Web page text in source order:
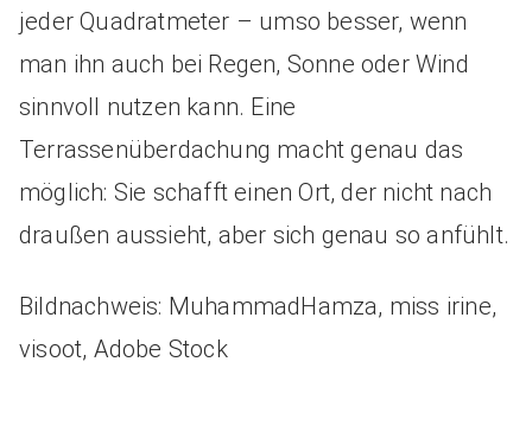
jeder Quadratmeter – umso besser, wenn
man ihn auch bei Regen, Sonne oder Wind
sinnvoll nutzen kann. Eine
Terrassenüberdachung macht genau das
möglich: Sie schafft einen Ort, der nicht nach
draußen aussieht, aber sich genau so anfühlt.
Bildnachweis: MuhammadHamza, miss irine,
visoot, Adobe Stock